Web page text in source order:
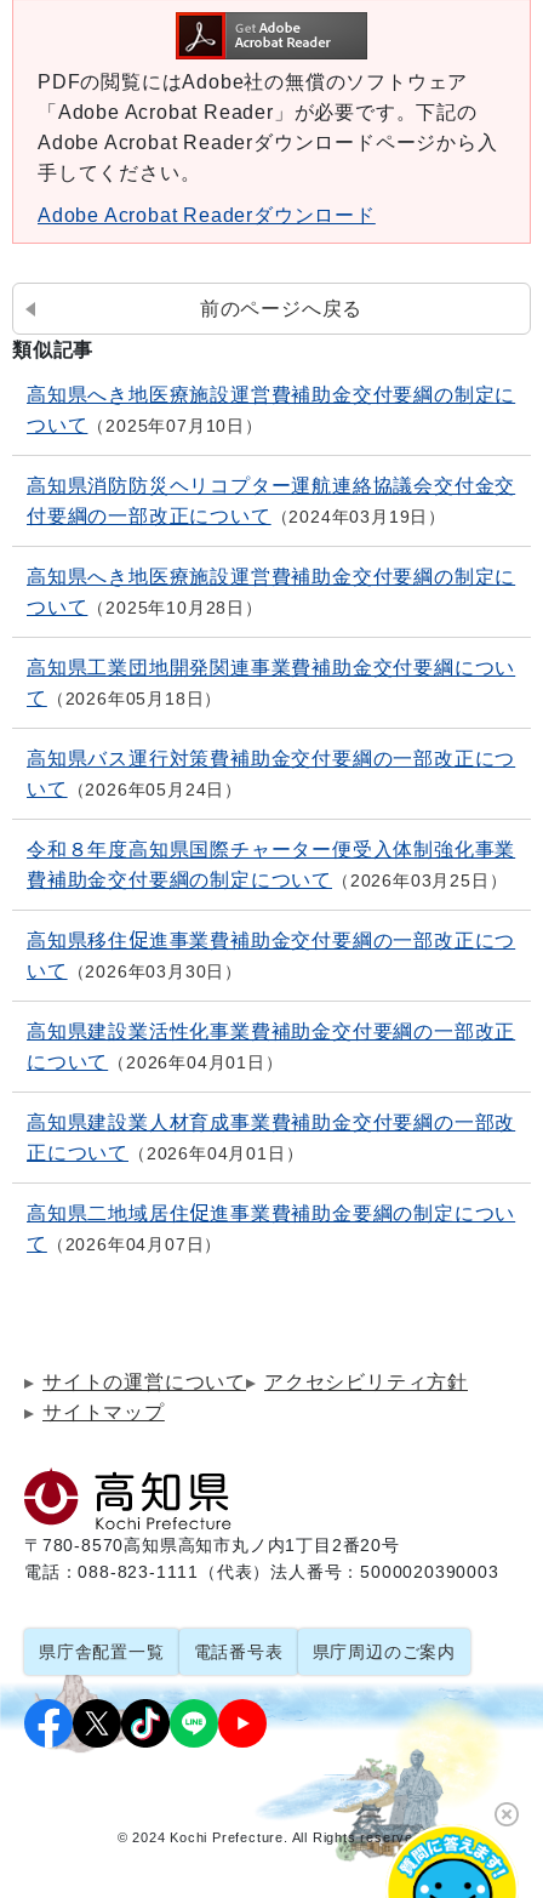
PDFの閲覧にはAdobe社の無償のソフトウェア
「Adobe Acrobat Reader」が必要です。下記の
Adobe Acrobat Readerダウンロードページから入
手してください。
Adobe Acrobat Readerダウンロード
前のページへ戻る
類似記事
高知県へき地医療施設運営費補助金交付要綱の制定に
ついて
2025年07月10日
高知県消防防災ヘリコプター運航連絡協議会交付金交
付要綱の一部改正について
2024年03月19日
高知県へき地医療施設運営費補助金交付要綱の制定に
ついて
2025年10月28日
高知県工業団地開発関連事業費補助金交付要綱につい
て
2026年05月18日
高知県バス運行対策費補助金交付要綱の一部改正につ
いて
2026年05月24日
令和８年度高知県国際チャーター便受入体制強化事業
費補助金交付要綱の制定について
2026年03月25日
高知県移住促進事業費補助金交付要綱の一部改正につ
いて
2026年03月30日
高知県建設業活性化事業費補助金交付要綱の一部改正
について
2026年04月01日
高知県建設業人材育成事業費補助金交付要綱の一部改
正について
2026年04月01日
高知県二地域居住促進事業費補助金要綱の制定につい
て
2026年04月07日
サイトの運営について
アクセシビリティ方針
サイトマップ
〒780-8570高知県高知市丸ノ内1丁目2番20号
電話：088-823-1111（代表）法人番号：5000020390003
県庁舎配置一覧 電話番号表 県庁周辺のご案内
© 2024 Kochi Prefecture. All Rights reserved.